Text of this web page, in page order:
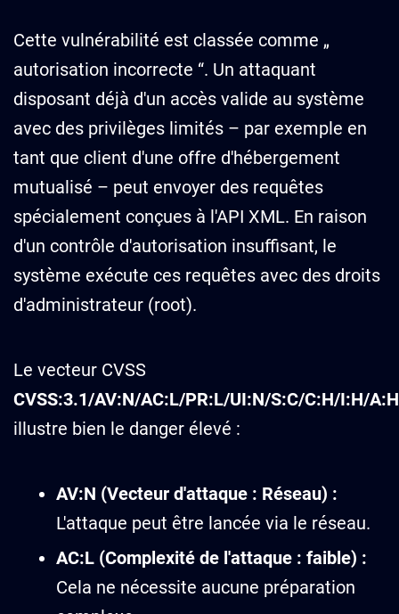
Cette vulnérabilité est classée comme „
autorisation incorrecte “. Un attaquant
disposant déjà d'un accès valide au système
avec des privilèges limités – par exemple en
tant que client d'une offre d'hébergement
mutualisé – peut envoyer des requêtes
spécialement conçues à l'API XML. En raison
d'un contrôle d'autorisation insuffisant, le
système exécute ces requêtes avec des droits
d'administrateur (root).
Le vecteur CVSS
CVSS:3.1/AV:N/AC:L/PR:L/UI:N/S:C/C:H/I:H/A:H
illustre bien le danger élevé :
AV:N (Vecteur d'attaque : Réseau) :
L'attaque peut être lancée via le réseau.
AC:L (Complexité de l'attaque : faible) :
Cela ne nécessite aucune préparation